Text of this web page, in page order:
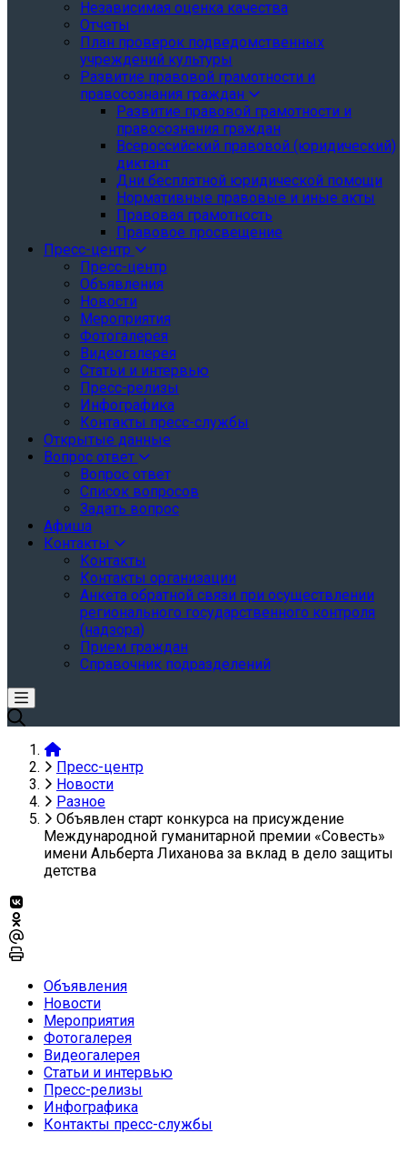
Независимая оценка качества
Отчеты
План проверок подведомственных
учреждений культуры
Развитие правовой грамотности и
правосознания граждан
Развитие правовой грамотности и
правосознания граждан
Всероссийский правовой (юридический)
диктант
Дни бесплатной юридической помощи
Нормативные правовые и иные акты
Правовая грамотность
Правовое просвещение
Пресс-центр
Пресс-центр
Объявления
Новости
Мероприятия
Фотогалерея
Видеогалерея
Статьи и интервью
Пресс-релизы
Инфографика
Контакты пресс-службы
Открытые данные
Вопрос ответ
Вопрос ответ
Список вопросов
Задать вопрос
Афиша
Контакты
Контакты
Контакты организации
Анкета обратной связи при осуществлении
регионального государственного контроля
(надзора)
Прием граждан
Справочник подразделений
Пресс-центр
Новости
Разное
Объявлен старт конкурса на присуждение
Международной гуманитарной премии «Совесть»
имени Альберта Лиханова за вклад в дело защиты
детства
Объявления
Новости
Мероприятия
Фотогалерея
Видеогалерея
Статьи и интервью
Пресс-релизы
Инфографика
Контакты пресс-службы